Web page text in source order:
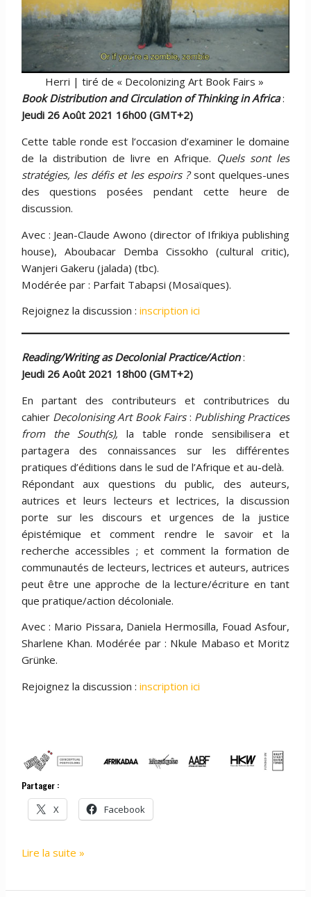
Herri | tiré de « Decolonizing Art Book Fairs »
Book Distribution and Circulation of Thinking in Africa :
Jeudi 26 Août 2021 16h00 (GMT+2)
Cette table ronde est l’occasion d’examiner le domaine
de la distribution de livre en Afrique. Quels sont les
stratégies, les défis et les espoirs ?sont quelques-unes
des questions posées pendant cette heure de
discussion.
Avec : Jean-Claude Awono (director of Ifrikiya publishing
house), Aboubacar Demba Cissokho (cultural critic),
Wanjeri Gakeru (jalada) (tbc).
Modérée par : Parfait Tabapsi (Mosaïques).
Rejoignez la discussion : inscription ici
Reading/Writing as Decolonial Practice/Action:
Jeudi 26 Août 2021 18h00 (GMT+2)
En partant des contributeurs et contributrices du
cahier Decolonising Art Book Fairs : Publishing Practices
from the South(s), la table ronde sensibilisera et
partagera des connaissances sur les différentes
pratiques d’éditions dans le sud de l’Afrique et au-delà.
Répondant aux questions du public, des auteurs,
autrices et leurs lecteurs et lectrices, la discussion
porte sur les discours et urgences de la justice
épistémique et comment rendre le savoir et la
recherche accessibles ; et comment la formation de
communautés de lecteurs, lectrices et auteurs, autrices
peut être une approche de la lecture/écriture en tant
que pratique/action décoloniale.
Avec : Mario Pissara, Daniela Hermosilla, Fouad Asfour,
Sharlene Khan. Modérée par : Nkule Mabaso et Moritz
Grünke.
Rejoignez la discussion : inscription ici
Partager :
X Facebook
EVENEMENTS
Lire la suite »